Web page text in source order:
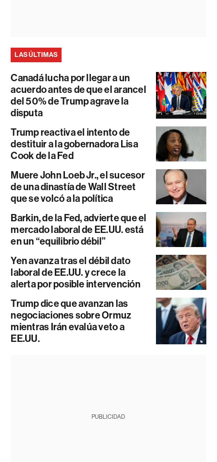
LAS ÚLTIMAS
Canadá lucha por llegar a un
acuerdo antes de que el arancel
del 50% de Trump agrave la
disputa
Trump reactiva el intento de
destituir a la gobernadora Lisa
Cook de la Fed
Muere John Loeb Jr., el sucesor
de una dinastía de Wall Street
que se volcó a la política
Barkin, de la Fed, advierte que el
mercado laboral de EE.UU. está
en un “equilibrio débil”
Yen avanza tras el débil dato
laboral de EE.UU. y crece la
alerta por posible intervención
Trump dice que avanzan las
negociaciones sobre Ormuz
mientras Irán evalúa veto a
EE.UU.
PUBLICIDAD